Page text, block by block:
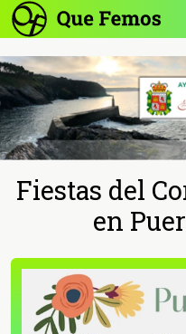
Fiestas del
en